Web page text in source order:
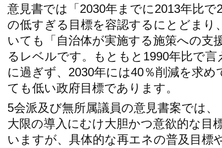
意見書では「2030年までに2013年比
の低すぎる目標を容認するにとどまり
いても「自治体が実施する施策への支
るレベルです。もともと1990年比で
に過ぎず、2030年には40％削減を求
ても低い政府目標であります。
5会派及び無所属議員の意見書案では
大限の導入にむけ大胆かつ意欲的な目
いますが、具体的な再エネの普及目標